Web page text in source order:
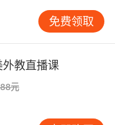
的设施里免费领取
教直播课
元